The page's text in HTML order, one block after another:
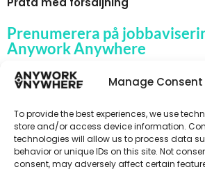
Manage Consent
To provide the best experiences, we use
store and/or access device information.
technologies will allow us to process data
behavior or unique IDs on this site. Not
consent, may adversely affect certain
Prenumerera på
Anywork Anywhere
🌞 F Å